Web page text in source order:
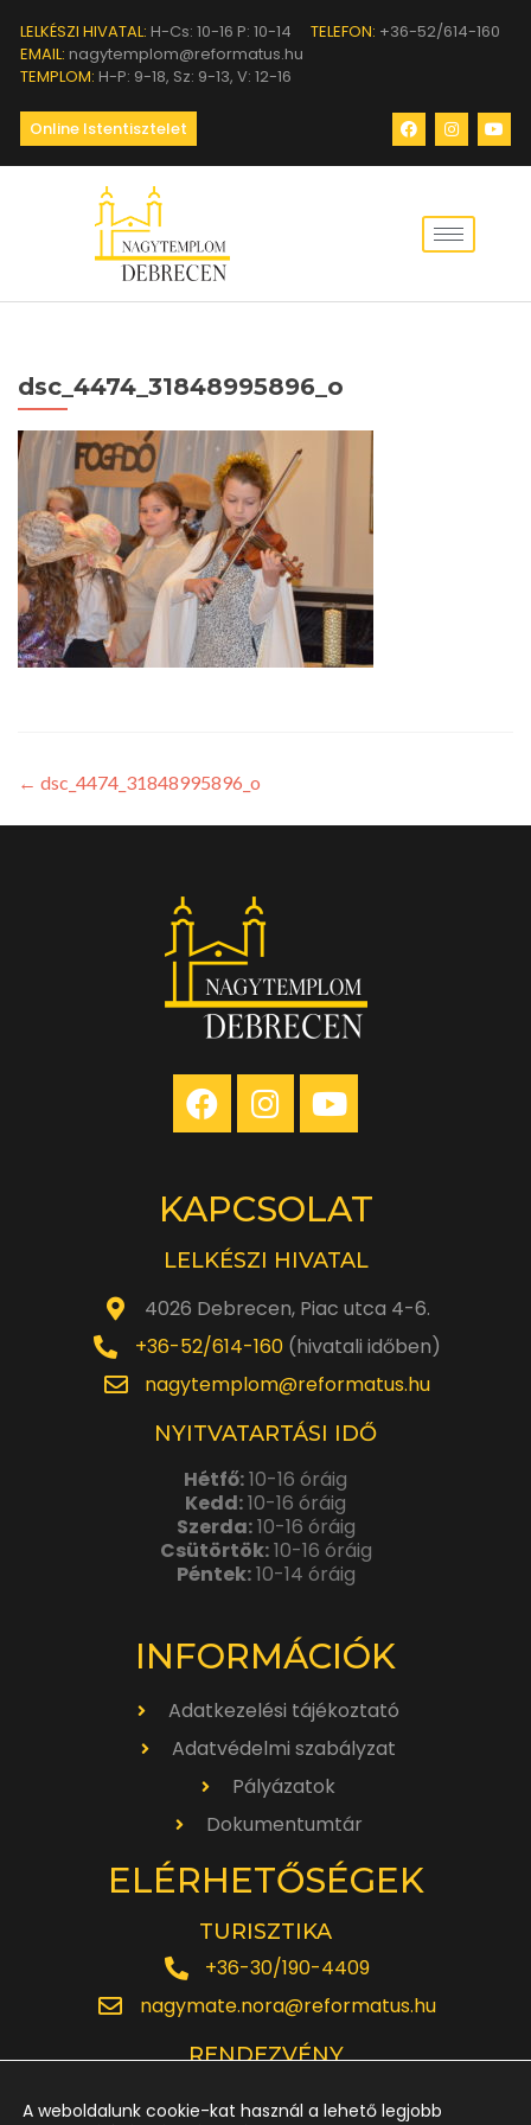
LELKÉSZI HIVATAL: H-Cs: 10-16 P: 10-14 TELEFON: +36-52/614-160
EMAIL: nagytemplom@reformatus.hu
TEMPLOM: H-P: 9-18, Sz: 9-13, V: 12-16
Online Istentisztelet
dsc_4474_31848995896_o
← dsc_4474_31848995896_o
KAPCSOLAT
LELKÉSZI HIVATAL
4026 Debrecen, Piac utca 4-6.
+36-52/614-160(hivatali időben)
nagytemplom@reformatus.hu
NYITVATARTÁSI IDŐ
Hétfő:10-16 óráig
Kedd:10-16 óráig
Szerda:10-16 óráig
Csütörtök:10-16 óráig
Péntek:10-14 óráig
INFORMÁCIÓK
Adatkezelési tájékoztató
Adatvédelmi szabályzat
Pályázatok
Dokumentumtár
ELÉRHETŐSÉGEK
TURISZTIKA
+36-30/190-4409
nagymate.nora@reformatus.hu
RENDEZVÉNY
A weboldalunk cookie-kat használ a lehető legjobb